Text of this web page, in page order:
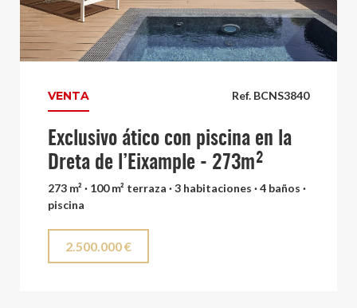
Ref. BCNS3840
VENTA
Exclusivo ático con piscina en la
Dreta de l’Eixample - 273m²
273 m² · 100 m² terraza · 3 habitaciones · 4 baños ·
piscina
2.500.000 €